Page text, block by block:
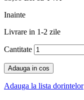
Inainte
Livrare in 1-2 zile
Cantitate
Adauga in cos
Adauga la lista dorintelor